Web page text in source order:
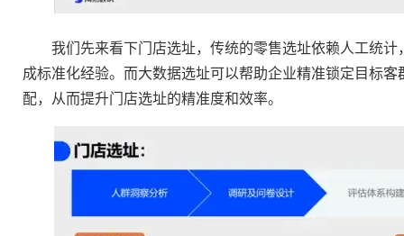
我们先来看下门店选址，传统的零售选址依赖人工统计
成标准化经验。而大数据选址可以帮助企业精准锁定目标
配，从而提升门店选址的精准度和效率。